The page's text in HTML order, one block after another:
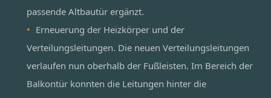
passende Altbautür ergänzt.
Erneuerung der Heizkörper und der
Verteilungsleitungen. Die neuen Verteilungsleitungen
verlaufen nun oberhalb der Fußleisten. Im Bereich der
Balkontür konnten die Leitungen hinter die